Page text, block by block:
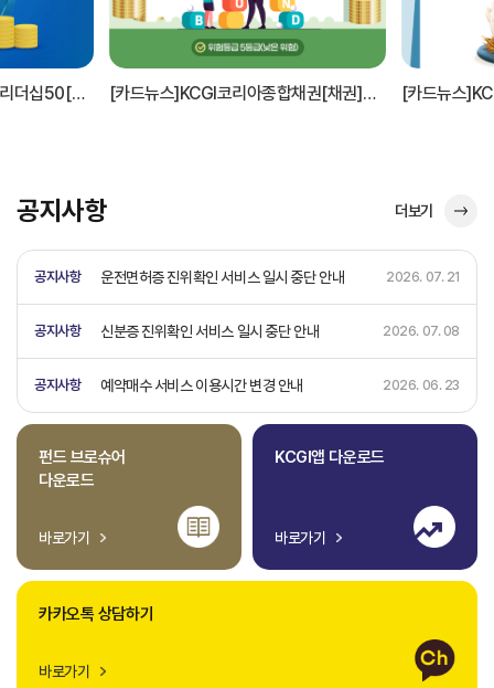
[카드뉴스]KCGI코리아종합채권[채권]펀드 [카드뉴스]KCGI글로벌액티브EMP[주식-재간접형]펀드
공지사항 더보기
공지사항 운전면허증 진위확인 서비스 일시 중단 안내 2026. 07. 21
공지사항 신분증 진위확인 서비스 일시 중단 안내 2026. 07. 08
공지사항 예약매수 서비스 이용시간 변경 안내 2026. 06. 23
카카오톡 상담하기
바로가기
KCGI앱 다운로드
바로가기
펀드 브로슈어
다운로드
바로가기